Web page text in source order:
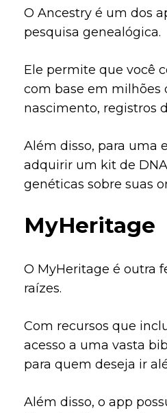
O Ancestry é um dos
pesquisa genealógica.
Ele permite que você
com base em milhões
nascimento, registros
Além disso, para uma
adquirir um kit de
genéticas sobre suas
MyHeritage
O MyHeritage é outra
raízes.
Com recursos que
acesso a uma vasta
para quem deseja ir
Além disso, o app